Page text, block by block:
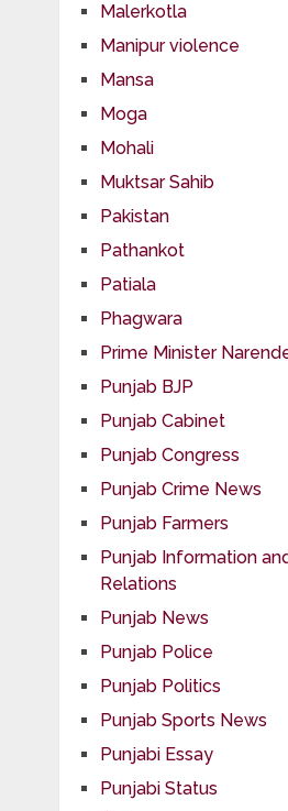
Malerkotla
Manipur violence
Mansa
Moga
Mohali
Muktsar Sahib
Pakistan
Pathankot
Patiala
Phagwara
Prime Minister
Punjab BJP
Punjab Cabinet
Punjab Congress
Punjab Crime News
Punjab Farmers
Punjab Information
Relations
Punjab News
Punjab Police
Punjab Politics
Punjab Sports News
Punjabi Essay
Punjabi Status